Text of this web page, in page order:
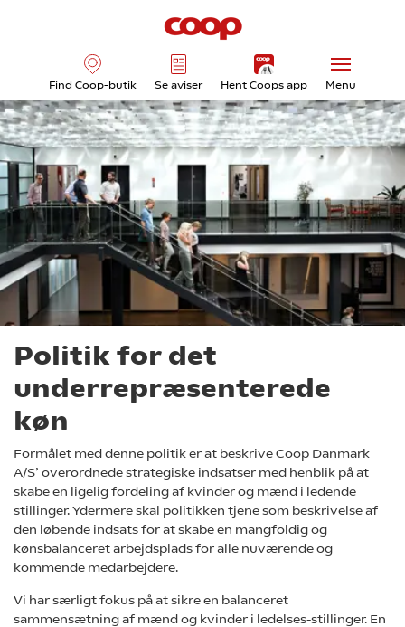
Find Coop-butik Se aviser Hent Coops app Menu
Politik for det
underrepræsenterede
køn
Formålet med denne politik er at beskrive Coop Danmark
A/S’ overordnede strategiske indsatser med henblik på at
skabe en ligelig fordeling af kvinder og mænd i ledende
stillinger. Ydermere skal politikken tjene som beskrivelse af
den løbende indsats for at skabe en mangfoldig og
kønsbalanceret arbejdsplads for alle nuværende og
kommende medarbejdere.
Vi har særligt fokus på at sikre en balanceret
sammensætning af mænd og kvinder i ledelses-stillinger. En